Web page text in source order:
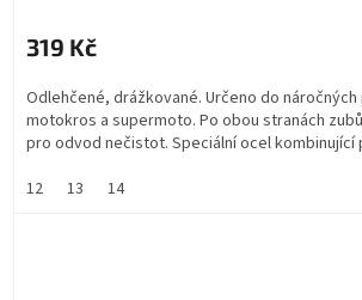
319 Kč
Odlehčené, drážkované. Určeno do
motokros a supermoto. Po obou stranách
pro odvod nečistot. Speciální ocel kombinující
12
13 14